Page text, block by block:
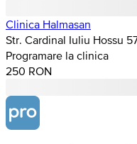
Clinica Halmasan
Str. Cardinal Iuliu Hossu
Programare la clinica
250 RON